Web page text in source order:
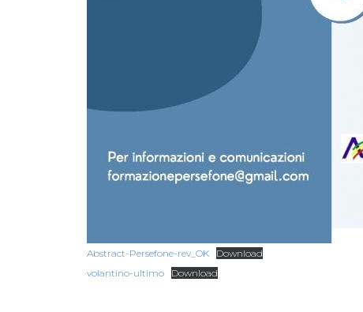
Abstract-Persefone-rev_OK
Download
volantino-ultimo
Download